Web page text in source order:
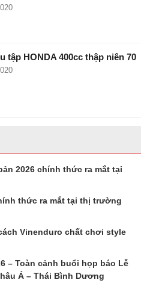
tập HONDA 400cc thập niên 70
2026 chính thức ra mắt tại
thức ra mắt tại thị trường
Vinenduro chất chơi style
– Toàn cảnh buổi họp báo Lễ
Á – Thái Bình Dương